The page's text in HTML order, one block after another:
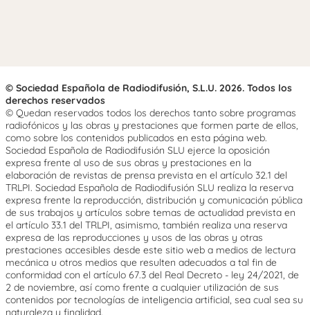
© Sociedad Española de Radiodifusión, S.L.U. 2026. Todos los
derechos reservados
© Quedan reservados todos los derechos tanto sobre programas
radiofónicos y las obras y prestaciones que formen parte de ellos,
como sobre los contenidos publicados en esta página web.
Sociedad Española de Radiodifusión SLU ejerce la oposición
expresa frente al uso de sus obras y prestaciones en la
elaboración de revistas de prensa prevista en el artículo 32.1 del
TRLPI. Sociedad Española de Radiodifusión SLU realiza la reserva
expresa frente la reproducción, distribución y comunicación pública
de sus trabajos y artículos sobre temas de actualidad prevista en
el artículo 33.1 del TRLPI, asimismo, también realiza una reserva
expresa de las reproducciones y usos de las obras y otras
prestaciones accesibles desde este sitio web a medios de lectura
mecánica u otros medios que resulten adecuados a tal fin de
conformidad con el artículo 67.3 del Real Decreto - ley 24/2021, de
2 de noviembre, así como frente a cualquier utilización de sus
contenidos por tecnologías de inteligencia artificial, sea cual sea su
naturaleza y finalidad.